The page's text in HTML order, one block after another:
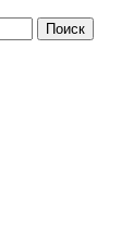
Поиск